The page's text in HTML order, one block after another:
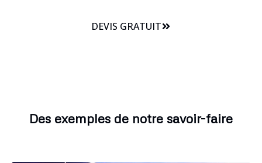
DEVIS GRATUIT
Des exemples de notre savoir-faire